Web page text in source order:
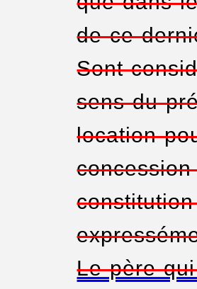
de ce
Sont
sens du
location
Le père